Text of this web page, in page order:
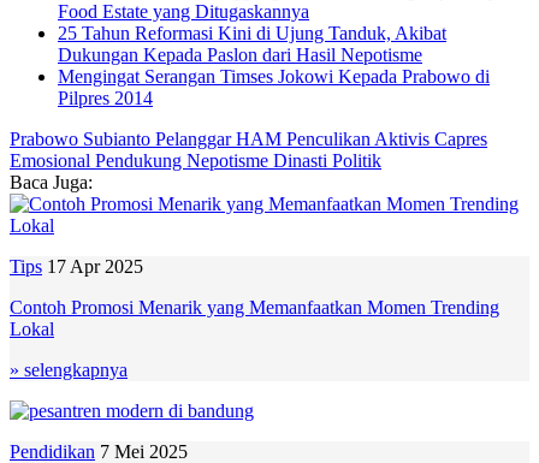
Food Estate yang Ditugaskannya
25 Tahun Reformasi Kini di Ujung Tanduk, Akibat
Dukungan Kepada Paslon dari Hasil Nepotisme
Mengingat Serangan Timses Jokowi Kepada Prabowo di
Pilpres 2014
Prabowo Subianto Pelanggar HAM Penculikan Aktivis Capres
Emosional Pendukung Nepotisme Dinasti Politik
Baca Juga:
Tips 17 Apr 2025
Contoh Promosi Menarik yang Memanfaatkan Momen Trending
Lokal
» selengkapnya
Pendidikan 7 Mei 2025